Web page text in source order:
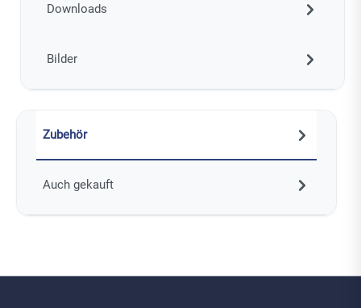
Downloads
Bilder
Zubehör
Auch gekauft